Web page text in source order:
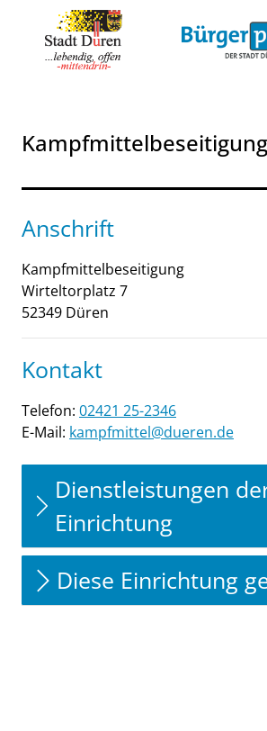
Zum Hauptinhalt springen
Zum Header
Zum Hauptinhalt
Zum Footer
Kampfmittelbeseitigung
Anschrift
Kampfmittelbeseitigung
Wirteltorplatz 7
52349 Düren
Kontakt
Telefon: 02421 25-2346
E-Mail: kampfmittel@dueren.de
Dienstleistungen
Einrichtung
Diese Einrichtung